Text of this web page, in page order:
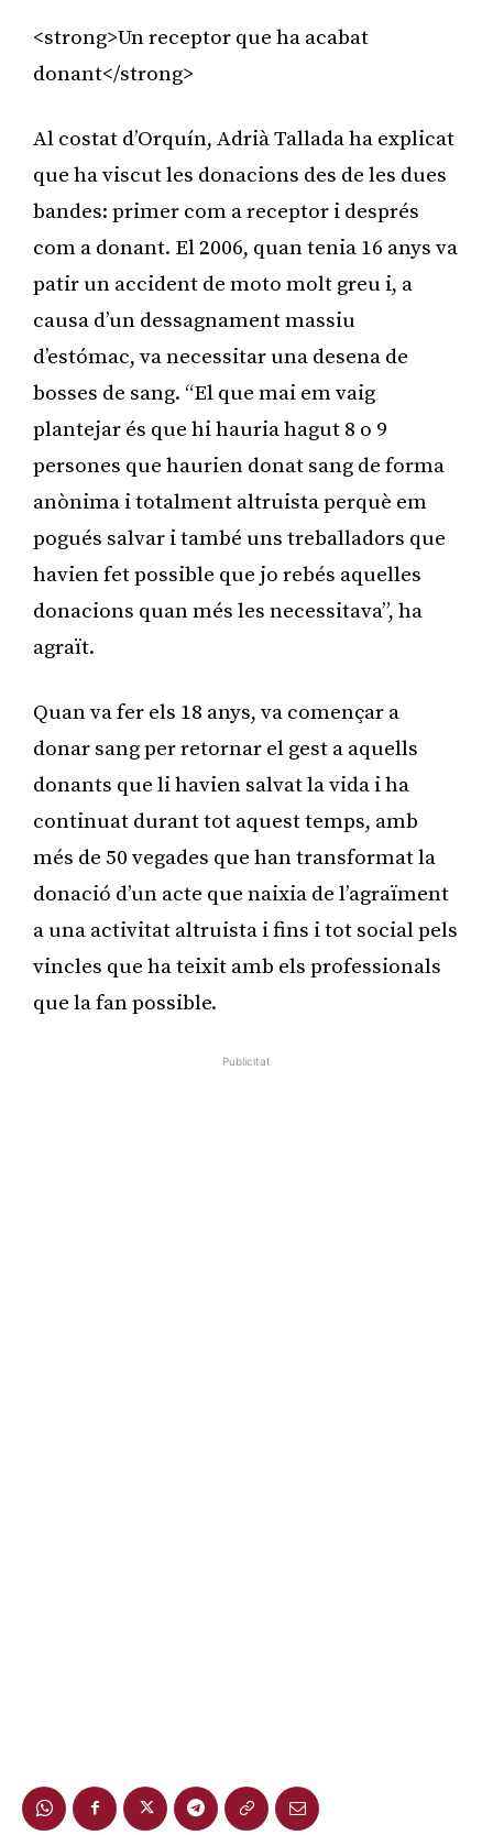
<strong>Un receptor que ha acabat
donant</strong>
Al costat d’Orquín, Adrià Tallada ha explicat
que ha viscut les donacions des de les dues
bandes: primer com a receptor i després
com a donant. El 2006, quan tenia 16 anys va
patir un accident de moto molt greu i, a
causa d’un dessagnament massiu
d’estómac, va necessitar una desena de
bosses de sang. “El que mai em vaig
plantejar és que hi hauria hagut 8 o 9
persones que haurien donat sang de forma
anònima i totalment altruista perquè em
pogués salvar i també uns treballadors que
havien fet possible que jo rebés aquelles
donacions quan més les necessitava”, ha
agraït.
Quan va fer els 18 anys, va començar a
donar sang per retornar el gest a aquells
donants que li havien salvat la vida i ha
continuat durant tot aquest temps, amb
més de 50 vegades que han transformat la
donació d’un acte que naixia de l’agraïment
a una activitat altruista i fins i tot social pels
vincles que ha teixit amb els professionals
que la fan possible.
Publicitat